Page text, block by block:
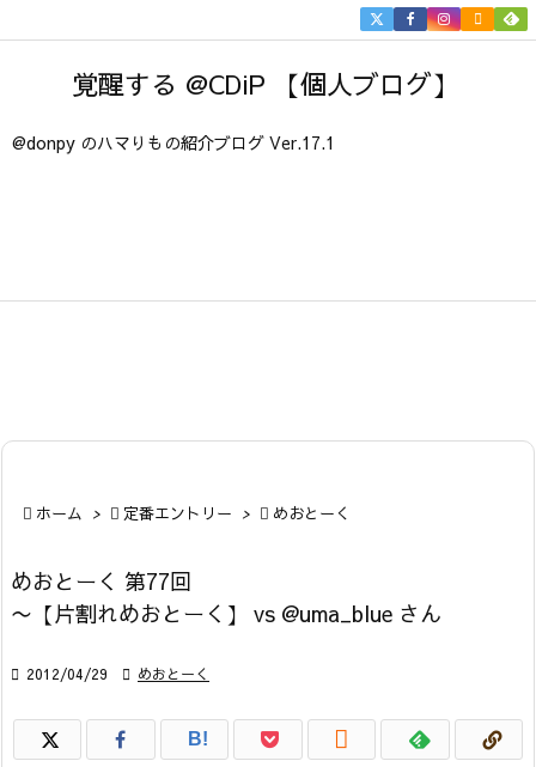
覚醒する @CDiP 【個人ブログ】
@donpy のハマりもの紹介ブログ Ver.17.1


 ホーム >  定番エントリー >  めおとーく
めおとーく 第77回
〜【片割れめおとーく】 vs @uma_blue さん
 2012/04/29  めおとーく
B! 